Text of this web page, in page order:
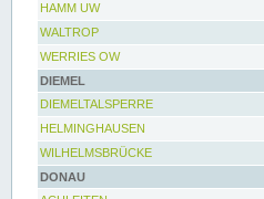
HAMM UW
WALTROP
WERRIES OW
DIEMEL
DIEMELTALSPERRE
HELMINGHAUSEN
WILHELMSBRÜCKE
DONAU